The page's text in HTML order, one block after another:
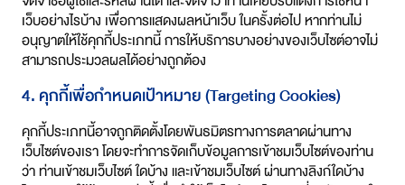
เว็บอย่างไรบ้าง เพื่อการแสดงผลหน้าเว็บ ในครั้งต่อไป หากท่านไม่
อนุญาตให้ใช้คุกกี้ประเภทนี้ การให้บริการบางอย่างของเว็บไซต์อาจไม่
สามารถประมวลผลได้อย่างถูกต้อง
4. คุกกี้เพื่อกำหนดเป้าหมาย (Targeting Cookies)
คุกกี้ประเภทนี้อาจถูกติดตั้งโดยพันธมิตรทางการตลาดผ่านทาง
เว็บไซต์ของเรา โดยจะทำการจัดเก็บข้อมูลการเข้าชมเว็บไซต์ของท่าน
ว่า ท่านเข้าชมเว็บไซต์ ใดบ้าง และเข้าชมเว็บไซต์ ผ่านทางลิงก์ใดบ้าง